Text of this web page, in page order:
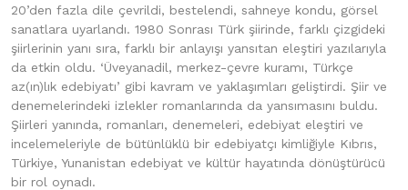
20’den fazla dile çevrildi, bestelendi, sahneye kondu, görsel
sanatlara uyarlandı. 1980 Sonrası Türk şiirinde, farklı çizgideki
şiirlerinin yanı sıra, farklı bir anlayışı yansıtan eleştiri yazılarıyla
da etkin oldu. ‘Üveyanadil, merkez-çevre kuramı, Türkçe
az(ın)lık edebiyatı’ gibi kavram ve yaklaşımları geliştirdi. Şiir ve
denemelerindeki izlekler romanlarında da yansımasını buldu.
Şiirleri yanında, romanları, denemeleri, edebiyat eleştiri ve
incelemeleriyle de bütünlüklü bir edebiyatçı kimliğiyle Kıbrıs,
Türkiye, Yunanistan edebiyat ve kültür hayatında dönüştürücü
bir rol oynadı.